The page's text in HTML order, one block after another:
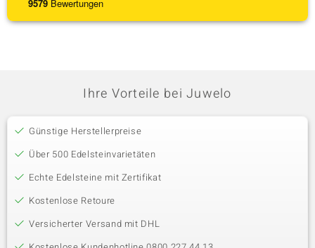
9579 Bewertungen
Ihre Vorteile bei Juwelo
Günstige Herstellerpreise
Über 500 Edelsteinvarietäten
Echte Edelsteine mit Zertifikat
Kostenlose Retoure
Versicherter Versand mit DHL